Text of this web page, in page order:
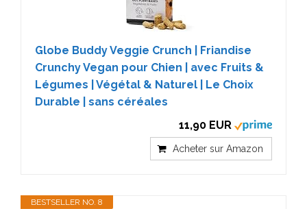
Globe Buddy Veggie Crunch | Friandise
Crunchy Vegan pour Chien | avec Fruits &
Légumes | Végétal & Naturel | Le Choix
Durable | sans céréales
11,90 EUR
Acheter sur Amazon
BESTSELLER NO. 8